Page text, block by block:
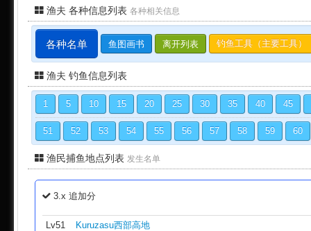
渔夫 各种信息列表 各种相关信息
各种名单 鱼图画书 离开列表 钓鱼工具（主要工具）
渔夫 钓鱼信息列表
1 5 10 15 20 25 30 35 40 45
51 52 53 54 55 56 57 58 59 60
渔民捕鱼地点列表 发生名单
3.x 追加分
Lv51
Kuruzasu西部高地